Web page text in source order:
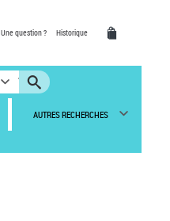
Une question ? Historique
AUTRES RECHERCHES